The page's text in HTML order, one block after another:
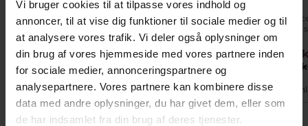
Vi bruger cookies til at tilpasse vores indhold og
annoncer, til at vise dig funktioner til sociale medier og til
at analysere vores trafik. Vi deler også oplysninger om
din brug af vores hjemmeside med vores partnere inden
for sociale medier, annonceringspartnere og
analysepartnere. Vores partnere kan kombinere disse
data med andre oplysninger, du har givet dem, eller som
de har indsamlet fra din brug af deres tjenester.
Aqua Dulce Pearl Sela
Hoop øreringe forgyldt
sølv m. fvp
449,00 kr
359,20 kr
På fjernlager
Aqua Dulce Rhumba
Earthread øreringe
forgyldt sølv m. fvp
397,00 kr
399,20 kr
På lager
Aqua
halskæde
+ 4 cm)
449,00
359,20
På